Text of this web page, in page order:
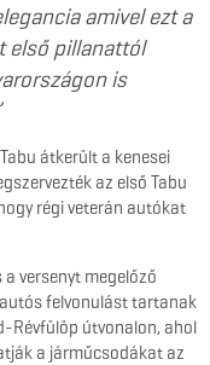
amivel ezt a
első pillanattól
is
átkerült a kenesei
az első Tabu
régi veterán autókat
versenyt megelőző
felvonulást tartanak
Révfülöp útvonalon, ahol
a járműcsodákat az